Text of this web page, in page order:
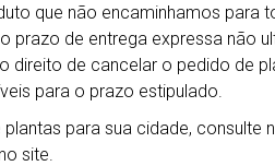
que não encaminhamos para
prazo de entrega expressa não
direito de cancelar o pedido de
para o prazo estipulado.
para sua cidade, consulte
site.